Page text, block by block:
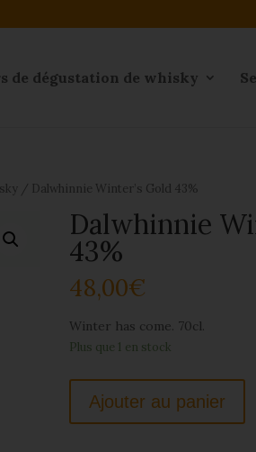
de dégustation de whisky
/ Dalwhinnie Winter’s Gold 43%
Dalwhinnie
43%
48,00€
Winter has come. 70cl.
Plus que 1 en stock
Ajouter au panier